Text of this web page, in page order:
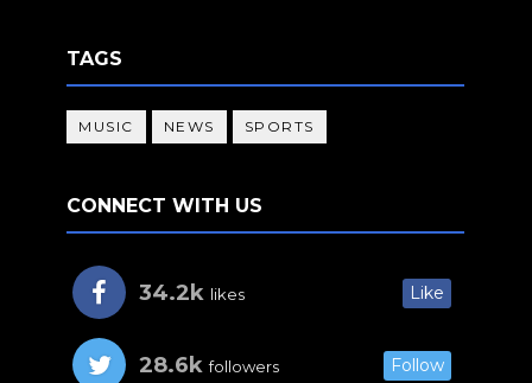
TAGS
MUSIC NEWS SPORTS
CONNECT WITH US
34.2k likes Like
28.6k followers Follow